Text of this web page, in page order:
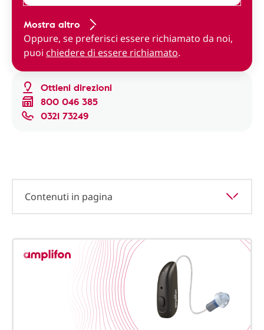
Ottieni direzioni
800 046 385
0321 73249
Mostra altro
Oppure, se preferisci essere richiamato da noi,
puoi chiedere di essere richiamato.
Contenuti in pagina